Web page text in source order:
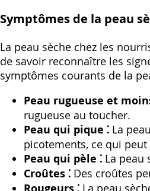
Symptômes de la peau
La peau sèche chez les
de savoir reconnaître les
symptômes courants de la
Peau rugueuse et
rugueuse au toucher.
Peau qui pique ⁚ La
picotements, ce qui
Peau qui pèle ⁚ La peau
Croûtes ⁚ Des croûtes